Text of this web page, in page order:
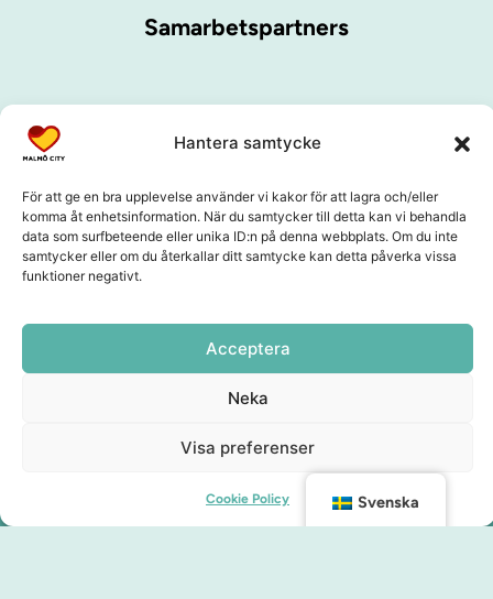
Hantera samtycke
För att ge en bra upplevelse använder vi kakor för att lagra och/eller
komma åt enhetsinformation. När du samtycker till detta kan vi behandla
data som surfbeteende eller unika ID:n på denna webbplats. Om du inte
samtycker eller om du återkallar ditt samtycke kan detta påverka vissa
funktioner negativt.
Acceptera
Neka
Visa preferenser
Cookie Policy
Samarbetspartners
Svenska